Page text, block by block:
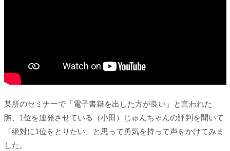
某所のセミナーで「電子書籍を出した方が良い」と言われた
際、1位を連発させている（小田）じゅんちゃんの評判を聞いて
「絶対に1位をとりたい」と思って勇気を持って声をかけてみま
した。